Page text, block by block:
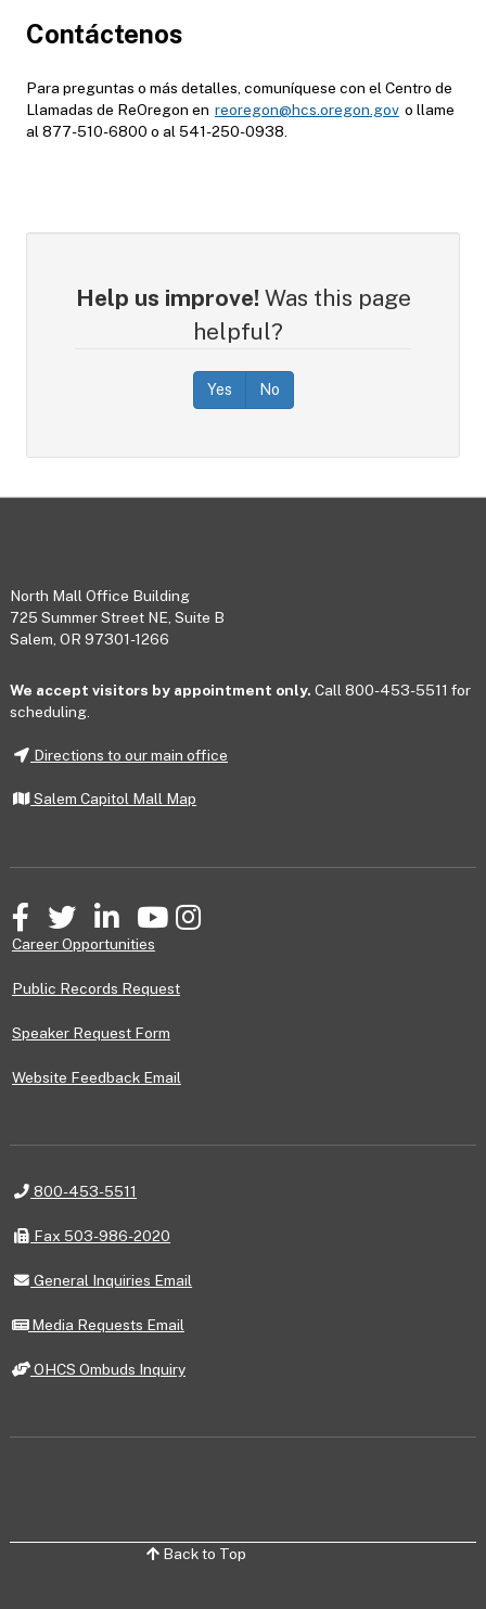
Contáctenos
Para preguntas o más detalles, comuníquese con el Centro de
Llamadas de ReOregon en reoregon@hcs.oregon.gov o llame
al 877-510-6800 o al 541-250-0938.
Help us improve! Was this page
helpful?
Yes No
Footer
North Mall Office Building
725 Summer Street NE, Suite B
Salem, OR 97301-1266
We accept visitors by appointment only. Call 800-453-5511 for
scheduling.
Directions to our main office
Salem Capitol Mall Map
FacebookTwitter LinkedInYouTubeInstagram
Career Opportunities
Public Records Request
Speaker Request Form
Website Feedback Email
Telephone
800-453-5511
Fax
Fax 503-986-2020
General
Email
General Inquiries Email
Media
Email
Media Requests Email
OHCS
OHCS Ombuds Inquiry
Back to Top